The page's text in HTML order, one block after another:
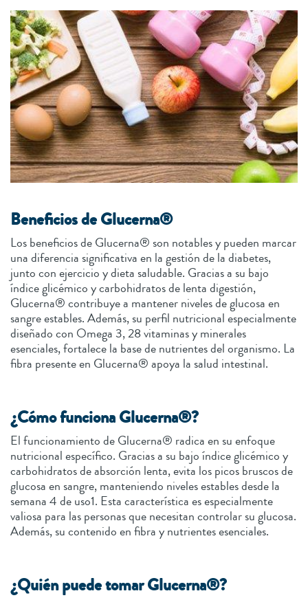
Beneficios de Glucerna®
Los beneficios de Glucerna® son notables y pueden marcar
una diferencia significativa en la gestión de la diabetes,
junto con ejercicio y dieta saludable. Gracias a su bajo
índice glicémico y carbohidratos de lenta digestión,
Glucerna® contribuye a mantener niveles de glucosa en
sangre estables. Además, su perfil nutricional especialmente
diseñado con Omega 3, 28 vitaminas y minerales
esenciales, fortalece la base de nutrientes del organismo. La
fibra presente en Glucerna® apoya la salud intestinal.
¿Cómo funciona Glucerna®?
El funcionamiento de Glucerna® radica en su enfoque
nutricional específico. Gracias a su bajo índice glicémico y
carbohidratos de absorción lenta, evita los picos bruscos de
glucosa en sangre, manteniendo niveles estables desde la
semana 4 de uso1. Esta característica es especialmente
valiosa para las personas que necesitan controlar su glucosa.
Además, su contenido en fibra y nutrientes esenciales.
¿Quién puede tomar Glucerna®?